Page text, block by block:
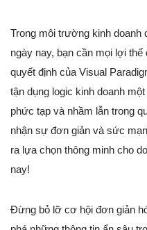
Trong môi trường kinh doanh
ngày nay, bạn cần mọi lợi
quyết định của Visual
tận dụng logic kinh doanh
phức tạp và nhầm lẫn trong
nhận sự đơn giản và sức
ra lựa chọn thông minh cho
nay!
Đừng bỏ lỡ cơ hội đơn giản